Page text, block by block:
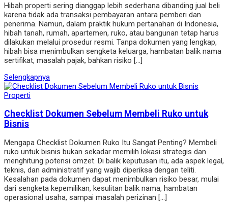
Hibah properti sering dianggap lebih sederhana dibanding jual beli
karena tidak ada transaksi pembayaran antara pemberi dan
penerima. Namun, dalam praktik hukum pertanahan di Indonesia,
hibah tanah, rumah, apartemen, ruko, atau bangunan tetap harus
dilakukan melalui prosedur resmi. Tanpa dokumen yang lengkap,
hibah bisa menimbulkan sengketa keluarga, hambatan balik nama
sertifikat, masalah pajak, bahkan risiko […]
Selengkapnya
Properti
Checklist Dokumen Sebelum Membeli Ruko untuk
Bisnis
Mengapa Checklist Dokumen Ruko Itu Sangat Penting? Membeli
ruko untuk bisnis bukan sekadar memilih lokasi strategis dan
menghitung potensi omzet. Di balik keputusan itu, ada aspek legal,
teknis, dan administratif yang wajib diperiksa dengan teliti.
Kesalahan pada dokumen dapat menimbulkan risiko besar, mulai
dari sengketa kepemilikan, kesulitan balik nama, hambatan
operasional usaha, sampai masalah perizinan […]